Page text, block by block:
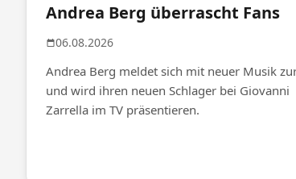
Andrea Berg überrascht Fans
06.08.2026
Andrea Berg meldet sich mit neuer Musik
und wird ihren neuen Schlager bei Giovanni
Zarrella im TV präsentieren.